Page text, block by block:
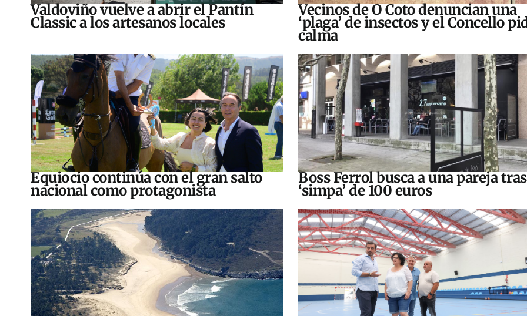
Valdoviño vuelve a abrir el Pantín
Classic a los artesanos locales
Vecinos de O Coto denuncian una
‘plaga’ de insectos y el Concello
calma
Equiocio continúa con el gran salto
nacional como protagonista
Boss Ferrol busca a una pareja
‘simpa’ de 100 euros